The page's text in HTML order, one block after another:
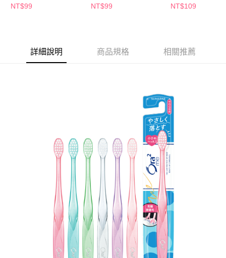
１．透過由恩沛科技股份有限公司提供之「AFTEE先享後付」服務完成之交
３．未成年的使用者請事先徵得法定代理人或監護人之同意方可使用
５．嚴禁一人註冊多個帳號或使用他人資訊註冊。若發現惡意使用之情形，
恩沛科技股份有限公司將有權停止該用戶之使用額度並採取法律行動。
每筆NT$65，滿NT$490(含以上)免運費
宅配(本島)
NT$99
NT$99
NT$109
詳細說明 商品規格 相關推薦